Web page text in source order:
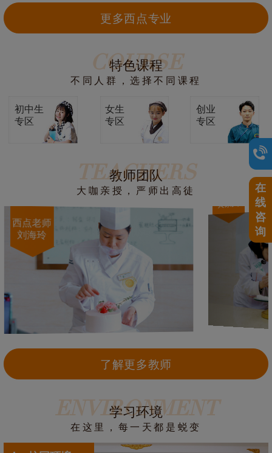
更多西点专业
COURSE
特色课程
不同人群，选择不同课程
初中生
专区
女生
专区
创业
专区
TEACHERS
教师团队
大咖亲授，严师出高徒
西点老师
刘海玲
了解更多教师
ENVIRONMENT
学习环境
在这里，每一天都是蜕变
在
线
咨
询